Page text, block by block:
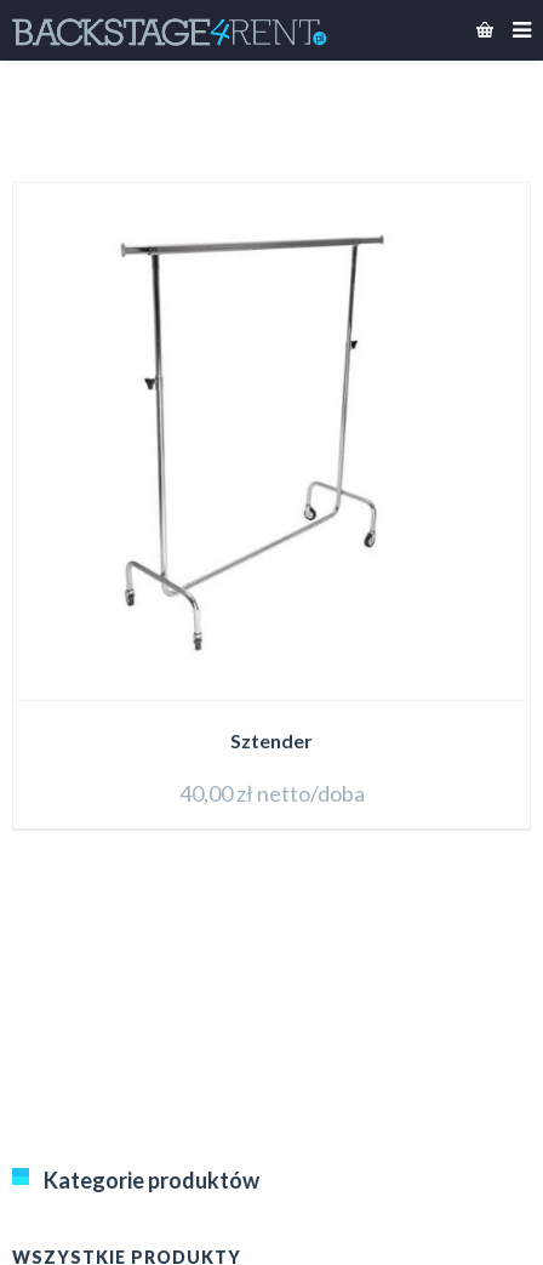
Sztender
40,00zł netto/doba
Kategorie produktów
WSZYSTKIE PRODUKTY